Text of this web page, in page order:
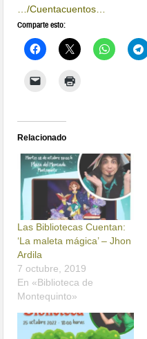
…/Cuentacuentos…
Comparte esto:
Relacionado
Las Bibliotecas Cuentan:
‘La maleta mágica’ – Jhon
Ardila
7 octubre, 2019
En «Biblioteca de
Montequinto»